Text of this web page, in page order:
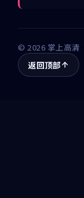
©2026 掌上高清
返回顶部